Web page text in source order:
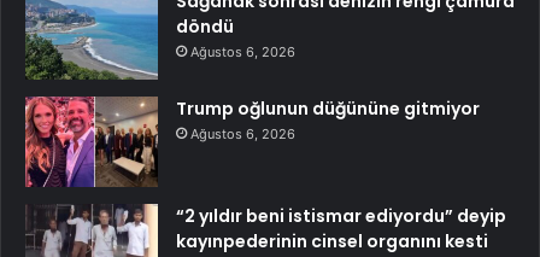
döndü
Ağustos 6, 2026
Trump oğlunun düğününe gitmiyor
Ağustos 6, 2026
“2 yıldır beni istismar ediyordu” deyip
kayınpederinin cinsel organını kesti